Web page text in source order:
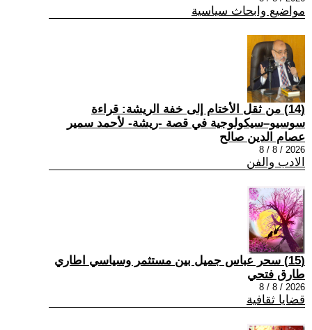
مواضيع وابحاث سياسية
(14) من ثقل الأختام إلى خفة الريشة: قراءة
سوسيو–سيكولوجية في قصة -ريشة- لأحمد سمير
عصام الدين صالح
2026 / 8 / 8
الادب والفن
(15) سحر عباس جميل بين مستثمر وسياسي اطاري
طارق فتحي
2026 / 8 / 8
قضايا ثقافية